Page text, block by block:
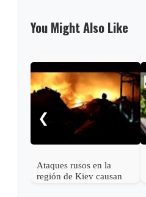
You Might Also Like
❮
Ataques rusos en la
región de Kiev causan